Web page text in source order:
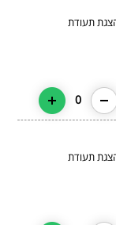
בהצגת תעודת
0
בהצגת תעודת